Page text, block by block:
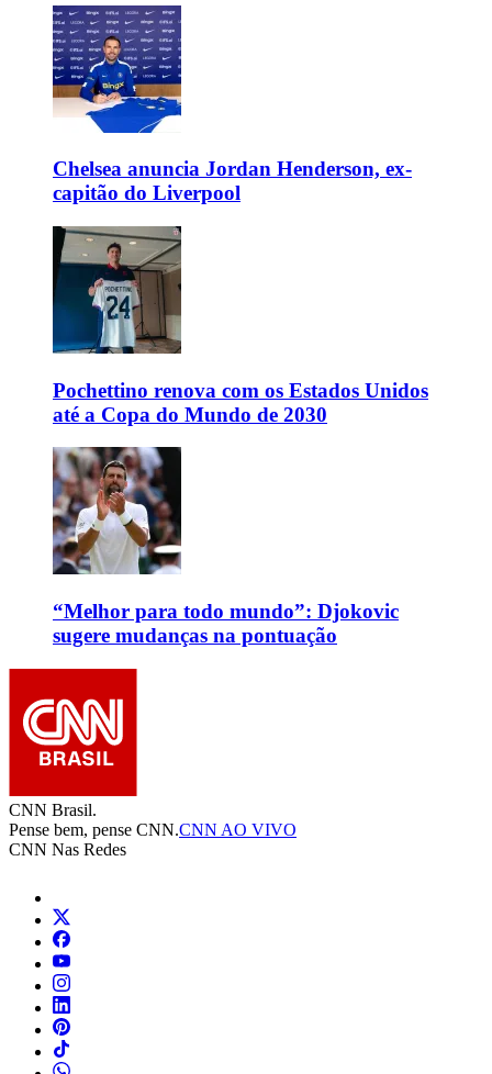
Chelsea anuncia Jordan Henderson, ex-
capitão do Liverpool
Pochettino renova com os Estados Unidos
até a Copa do Mundo de 2030
“Melhor para todo mundo”: Djokovic
sugere mudanças na pontuação
CNN Brasil.
Pense bem, pense CNN.CNN AO VIVO
CNN Nas Redes